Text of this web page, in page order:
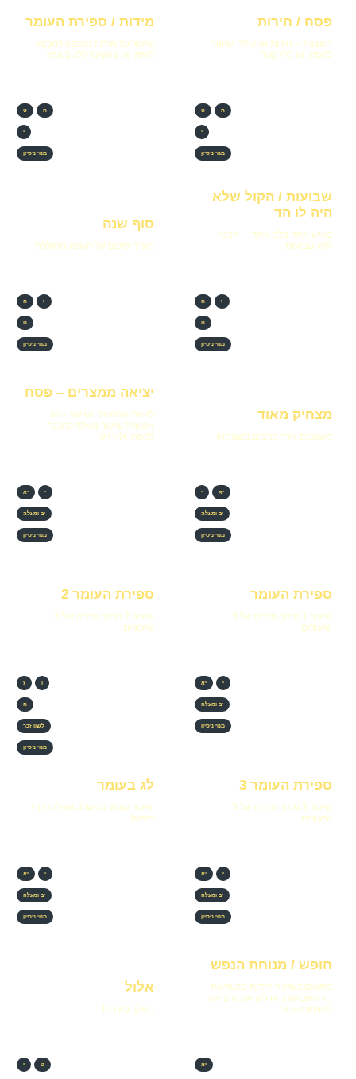
פסח / חירות
המצוות – חירות או עול?. שיעור
לפסח, או בלי קשר
מידות / ספירת העומר
שיעור על מידות כהכנה למבצע
כיתתי או בהקשר ללג בעומר
ח ט
י
מנוי ניסיון
שבועות / הקול שלא
היה לו הד
כאיש אחד בלב אחד’ – הכנה
לחג שבועות
ח ט
י
מנוי ניסיון
סוף שנה
מערך סיכום על השנה החולפת
ז ח
ט
מנוי ניסיון
מצחיק מאוד
משנכנס אדר מרבים בשמחה!
ז ח
ט
מנוי ניסיון
יציאה ממצרים – פסח
לצאת מהמיצר האישי – זה
אפשרי! שיעור מאלף כהכנה
לפסח, ולא רק!
יא י
יב ומעלה
מנוי ניסיון
ספירת העומר
שיעור 1 מתוך סדרה של 3
שיעורים
י יא
יב ומעלה
מנוי ניסיון
ספירת העומר 2
שיעור 2 מתוך סדרה של 3
שיעורים
י יא
יב ומעלה
מנוי ניסיון
ספירת העומר 3
שיעור 3 מתוך סדרה של 3
שיעורים
ו ז
ח
לשון זכר
מנוי ניסיון
לג בעומר
שיעור שמש המשלב פעילות חוץ
כיפית!
י יא
יב ומעלה
מנוי ניסיון
חופש / מנוחת הנפש
מתאים כשיעור יהדות בהשראת
חג השבועות, או לקראת היציאה
לחופש הגדול
י יא
יב ומעלה
מנוי ניסיון
אלול
המלך בשדה!
יא ט י